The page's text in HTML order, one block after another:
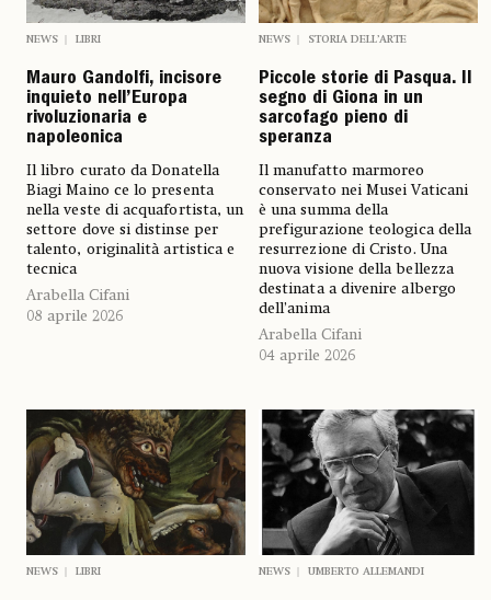
NEWS LIBRI
Mauro Gandolfi, incisore
inquieto nell’Europa
rivoluzionaria e
napoleonica
Il libro curato da Donatella
Biagi Maino ce lo presenta
nella veste di acquafortista, un
settore dove si distinse per
talento, originalità artistica e
tecnica
Arabella Cifani
08 aprile 2026
NEWS STORIA DELL’ARTE
Piccole storie di Pasqua. Il
segno di Giona in un
sarcofago pieno di
speranza
Il manufatto marmoreo
conservato nei Musei Vaticani
è una summa della
prefigurazione teologica della
resurrezione di Cristo. Una
nuova visione della bellezza
destinata a divenire albergo
dell’anima
Arabella Cifani
04 aprile 2026
NEWS LIBRI NEWS UMBERTO ALLEMANDI